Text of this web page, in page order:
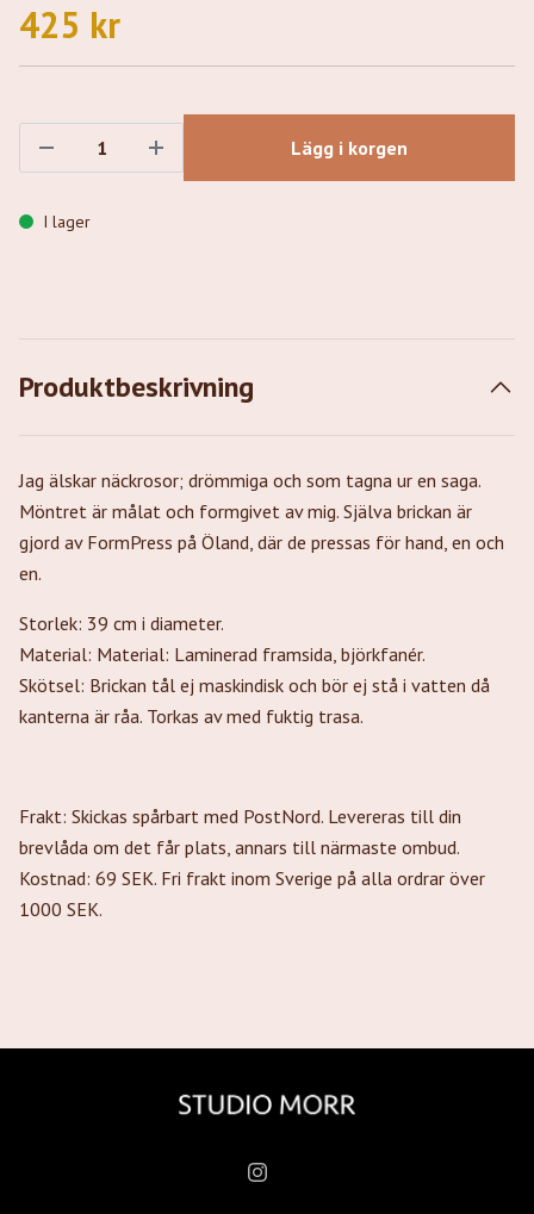
425 kr
Lägg i korgen
I lager
Produktbeskrivning
Jag älskar näckrosor; drömmiga och som tagna ur en saga.
Möntret är målat och formgivet av mig. Själva brickan är
gjord av FormPress på Öland, där de pressas för hand, en och
en.
Storlek: 39 cm i diameter.
Material: Material: Laminerad framsida, björkfanér.
Skötsel: Brickan tål ej maskindisk och bör ej stå i vatten då
kanterna är råa. Torkas av med fuktig trasa.
Frakt: Skickas spårbart med PostNord. Levereras till din
brevlåda om det får plats, annars till närmaste ombud.
Kostnad: 69 SEK. Fri frakt inom Sverige på alla ordrar över
1000 SEK.